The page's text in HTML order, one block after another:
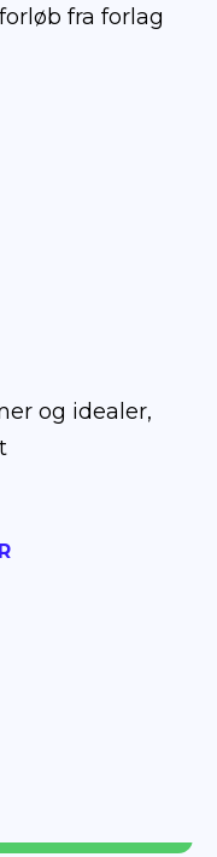
fra forlag
og idealer,